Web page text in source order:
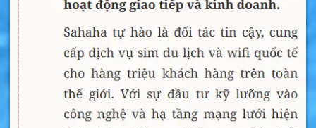
Sim Isle of Man là gì ?
Sim Isle of Man là loại sim 4G/5G trọn gói
không phải nạp tiền. Sim có sẵn data tốc độ
cao để vào mạng tại Isle of Man. Đây là sim du
lịch Isle of Man tốt nhất hiện nay được nhiều